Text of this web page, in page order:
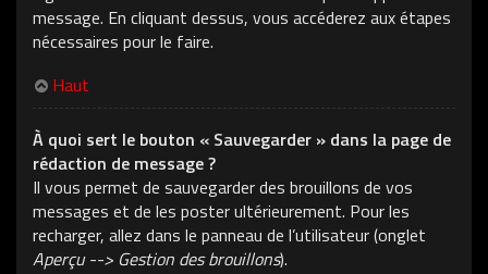
message. En cliquant dessus, vous accéderez aux étapes
nécessaires pour le faire.
Haut
À quoi sert le bouton « Sauvegarder » dans la page de
rédaction de message ?
Il vous permet de sauvegarder des brouillons de vos
messages et de les poster ultérieurement. Pour les
recharger, allez dans le panneau de l’utilisateur (onglet
Aperçu --> Gestion des brouillons).